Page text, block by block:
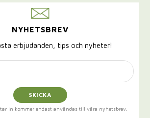
NYHETSBREV
erbjudanden, tips och nyheter!
SKICKA
in kommer endast användas till våra nyhetsbrev.